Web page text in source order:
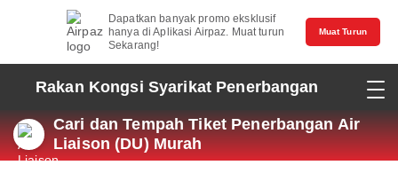
Dapatkan banyak promo eksklusif
hanya di Aplikasi Airpaz. Muat turun
Sekarang!
Muat Turun
Rakan Kongsi Syarikat Penerbangan
Cari dan Tempah Tiket Penerbangan Air
Liaison (DU) Murah